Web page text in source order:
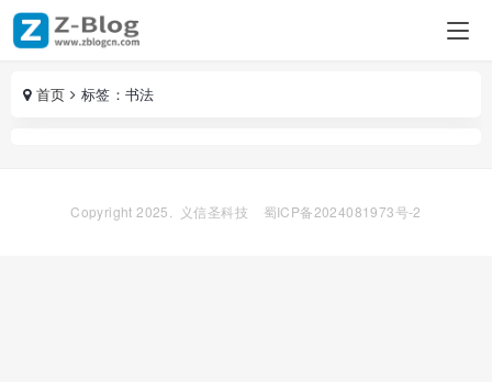
首页 标签：书法
Copyright 2025. 义信圣科技 蜀ICP备2024081973号-2